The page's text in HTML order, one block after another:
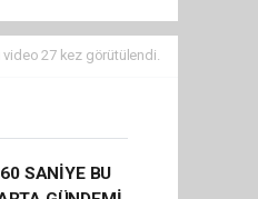
video 27 kez görütülendi.
SANİYE BU